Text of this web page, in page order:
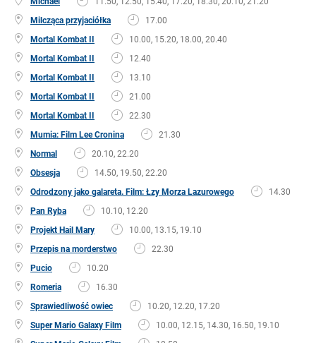
Milcząca przyjaciółka
17.00
Mortal Kombat II
10.00, 15.20, 18.00, 20.40
Mortal Kombat II
12.40
Mortal Kombat II
13.10
Mortal Kombat II
21.00
Mortal Kombat II
22.30
Mumia: Film Lee Cronina
21.30
Normal
20.10, 22.20
Obsesja
14.50, 19.50, 22.20
Odrodzony jako galareta. Film: Łzy Morza Lazurowego
14.30
Pan Ryba
10.10, 12.20
Projekt Hail Mary
10.00, 13.15, 19.10
Przepis na morderstwo
22.30
Pucio
10.20
Romeria
16.30
Sprawiedliwość owiec
10.20, 12.20, 17.20
Super Mario Galaxy Film
10.00, 12.15, 14.30, 16.50, 19.10